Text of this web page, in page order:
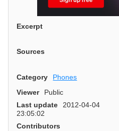
Excerpt
Sources
Category Phones
Viewer
Public
Last update
2012-04-04
23:05:02
Contributors